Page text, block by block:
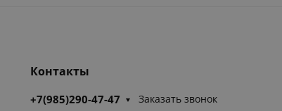
Контакты
+7(985)290-47-47 Заказать звонок